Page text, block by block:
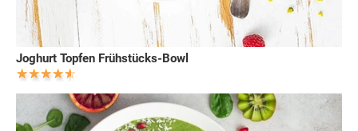
Joghurt Topfen Frühstücks-Bowl